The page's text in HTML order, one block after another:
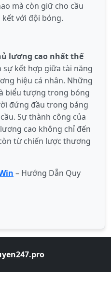
mà còn giữ cho cầu
với đội bóng.
lương cao nhất thế
sự kết hợp giữa tài năng
hiệu cá nhân. Những
biểu tượng trong bóng
đứng đầu trong bảng
Sự thành công của
cao không chỉ đến
từ chiến lược thương
– Hướng Dẫn Quy